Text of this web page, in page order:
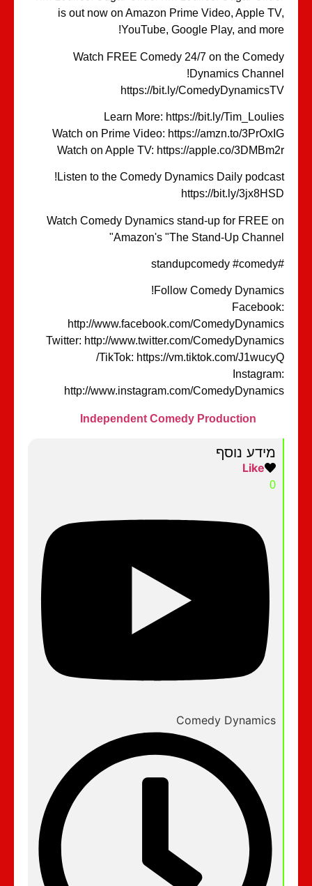
is out now on Amazon Prime Video, Apple
YouTube, Google Play, and
Watch FREE Comedy 24/7 on the
Dynamics
https://bit.ly/
Learn More: https://bit.ly/
Watch on Prime Video: https://amzn.to/
Watch on Apple TV: https://apple.co/
Listen to the Comedy Dynamics Daily
https://bit.ly/
Watch Comedy Dynamics stand-up for FREE
Amazon's "The Stand-Up
Follow Comedy
http://www.facebook.com/
Twitter: http://www.twitter.com/
TikTok: https://vm.tiktok.com/
http://www.instagram.com/
Independent Comedy Production
מידע נוסף
Comedy Dynamics